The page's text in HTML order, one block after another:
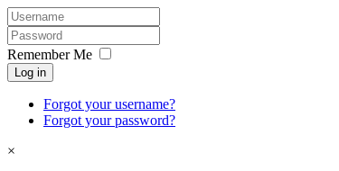
Remember Me
Log in
Forgot your username?
Forgot your password?
×